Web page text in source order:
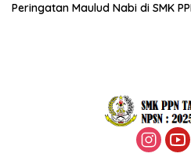
Peringatan Maulud Nabi di SMK